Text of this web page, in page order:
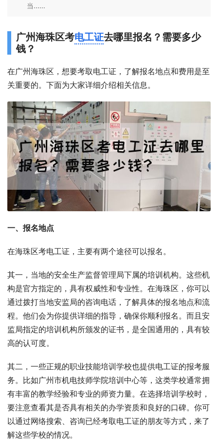
当......
广州海珠区考电工证去哪里报名？需要多少
钱？
在广州海珠区，想要考取电工证，了解报名地点和费用是至
关重要的。下面为大家详细介绍相关信息。
一、报名地点
在海珠区考电工证，主要有两个途径可以报名。
其一，当地的安全生产监督管理局下属的培训机构。这些机
构是官方指定的，具有权威性和专业性。在海珠区，你可以
通过拨打当地安监局的咨询电话，了解具体的报名地点和流
程。他们会为你提供详细的指导，确保你顺利报名。而且安
监局指定的培训机构所颁发的证书，是全国通用的，具有较
高的认可度。
其二，一些正规的职业技能培训学校也提供电工证的报考服
务。比如广州市机电技师学院培训中心等，这类学校通常拥
有丰富的教学经验和专业的师资力量。在选择培训学校时，
要注意查看其是否具有相关的办学资质和良好的口碑。你可
以通过网络搜索、咨询已经考取电工证的朋友等方式，来了
解这些学校的情况。